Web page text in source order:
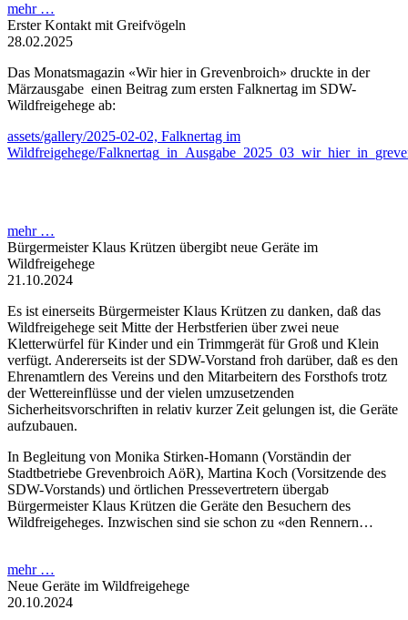
mehr …
Erster Kontakt mit Greifvögeln
28.02.2025
Das Monatsmagazin «Wir hier in Grevenbroich» druckte in der
Märzausgabe einen Beitrag zum ersten Falknertag im SDW-
Wildfreigehege ab:
assets/gallery/2025-02-02, Falknertag im
Wildfreigehege/
mehr …
Bürgermeister Klaus Krützen übergibt neue Geräte im
Wildfreigehege
21.10.2024
Es ist einerseits Bürgermeister Klaus Krützen zu danken, daß das
Wildfreigehege seit Mitte der Herbstferien über zwei neue
Kletterwürfel für Kinder und ein Trimmgerät für Groß und Klein
verfügt. Andererseits ist der SDW-Vorstand froh darüber, daß es den
Ehrenamtlern des Vereins und den Mitarbeitern des Forsthofs trotz
der Wettereinflüsse und der vielen umzusetzenden
Sicherheitsvorschriften in relativ kurzer Zeit gelungen ist, die Geräte
aufzubauen.
In Begleitung von Monika Stirken-Homann (Vorständin der
Stadtbetriebe Grevenbroich AöR), Martina Koch (Vorsitzende des
SDW-Vorstands) und örtlichen Pressevertretern übergab
Bürgermeister Klaus Krützen die Geräte den Besuchern des
Wildfreigeheges. Inzwischen sind sie schon zu «den Rennern…
mehr …
Neue Geräte im Wildfreigehege
20.10.2024